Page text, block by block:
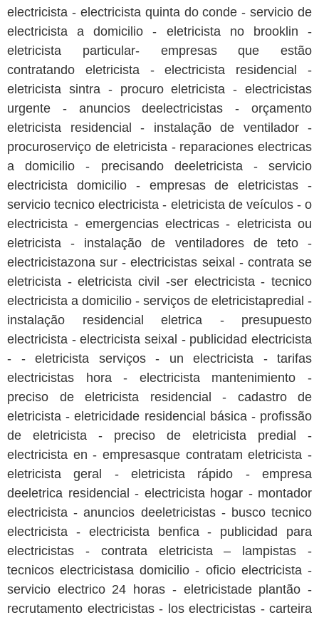
electricista - electricista quinta do conde - servicio de
electricista a domicilio - eletricista no brooklin -
eletricista particular- empresas que estão
contratando eletricista - electricista residencial -
eletricista sintra - procuro eletricista - electricistas
urgente - anuncios deelectricistas - orçamento
eletricista residencial - instalação de ventilador -
procuroserviço de eletricista - reparaciones electricas
a domicilio - precisando deeletricista - servicio
electricista domicilio - empresas de eletricistas -
servicio tecnico electricista - eletricista de veículos - o
electricista - emergencias electricas - eletricista ou
eletricista - instalação de ventiladores de teto -
electricistazona sur - electricistas seixal - contrata se
eletricista - eletricista civil -ser electricista - tecnico
electricista a domicilio - serviços de eletricistapredial -
instalação residencial eletrica - presupuesto
electricista - electricista seixal - publicidad electricista
- - eletricista serviços - un electricista - tarifas
electricistas hora - electricista mantenimiento -
preciso de eletricista residencial - cadastro de
eletricista - eletricidade residencial básica - profissão
de eletricista - preciso de eletricista predial -
electricista en - empresasque contratam eletricista -
eletricista geral - eletricista rápido - empresa
deeletrica residencial - electricista hogar - montador
electricista - anuncios deeletricistas - busco tecnico
electricista - electricista benfica - publicidad para
electricistas - contrata eletricista – lampistas -
tecnicos electricistasa domicilio - oficio electricista -
servicio electrico 24 horas - eletricistade plantão -
recrutamento electricistas - los electricistas - carteira